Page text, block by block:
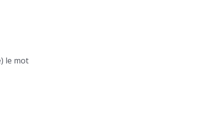
le mot